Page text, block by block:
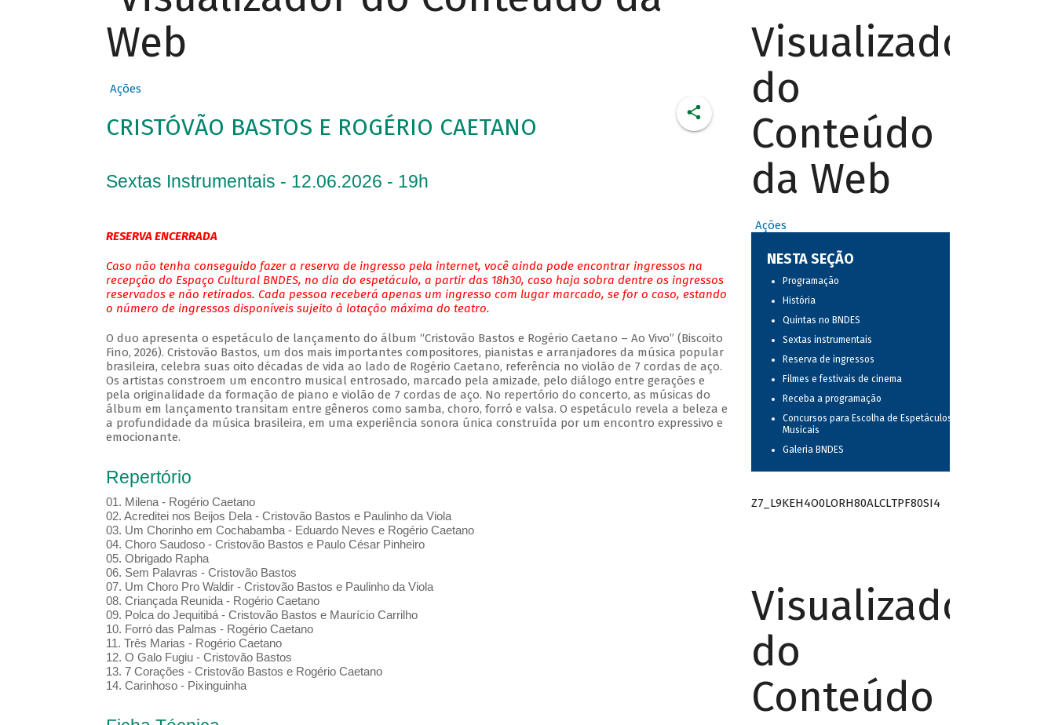
Web
Ações
CRISTÓVÃO BASTOS E ROGÉRIO CAETANO
Sextas Instrumentais - 12.06.2026 - 19h
RESERVA ENCERRADA
Caso não tenha conseguido fazer a reserva de ingresso pela internet, você ainda pode encontrar ingressos na
recepção do Espaço Cultural BNDES, no dia do espetáculo, a partir das 18h30, caso haja sobra dentre os ingressos
reservados e não retirados. Cada pessoa receberá apenas um ingresso com lugar marcado, se for o caso, estando
o número de ingressos disponíveis sujeito à lotação máxima do teatro.
O duo apresenta o espetáculo de lançamento do álbum “Cristovão Bastos e Rogério Caetano – Ao Vivo” (Biscoito
Fino, 2026). Cristovão Bastos, um dos mais importantes compositores, pianistas e arranjadores da música popular
brasileira, celebra suas oito décadas de vida ao lado de Rogério Caetano, referência no violão de 7 cordas de aço.
Os artistas constroem um encontro musical entrosado, marcado pela amizade, pelo diálogo entre gerações e
pela originalidade da formação de piano e violão de 7 cordas de aço. No repertório do concerto, as músicas do
álbum em lançamento transitam entre gêneros como samba, choro, forró e valsa. O espetáculo revela a beleza e
a profundidade da música brasileira, em uma experiência sonora única construída por um encontro expressivo e
emocionante.
Repertório
01. Milena - Rogério Caetano
02. Acreditei nos Beijos Dela - Cristovão Bastos e Paulinho da Viola
03. Um Chorinho em Cochabamba - Eduardo Neves e Rogério Caetano
04. Choro Saudoso - Cristovão Bastos e Paulo César Pinheiro
05. Obrigado Rapha
06. Sem Palavras - Cristovão Bastos
07. Um Choro Pro Waldir - Cristovão Bastos e Paulinho da Viola
08. Criançada Reunida - Rogério Caetano
09. Polca do Jequitibá - Cristovão Bastos e Maurício Carrilho
10. Forró das Palmas - Rogério Caetano
11. Três Marias - Rogério Caetano
12. O Galo Fugiu - Cristovão Bastos
13. 7 Corações - Cristovão Bastos e Rogério Caetano
14. Carinhoso - Pixinguinha
Visualizador
do
Conteúdo
da Web
Ações
NESTA SEÇÃO
Programação
História
Quintas no BNDES
Sextas instrumentais
Reserva de ingressos
Filmes e festivais de cinema
Receba a programação
Concursos para Escolha de Espetáculos
Musicais
Galeria BNDES
Z7_L9KEH4O0LORH80ALCLTPF80SI4
Visualizador
do
Conteúdo